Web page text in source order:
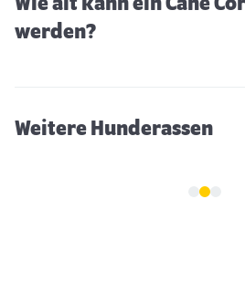
werden?
Weitere Hunderassen
Bordeaux-Dogge